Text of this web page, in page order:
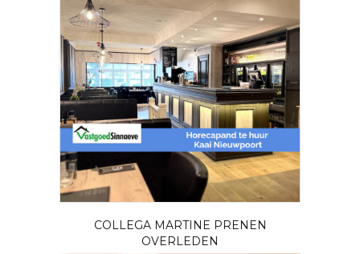
COLLEGA MARTINE PRENEN
OVERLEDEN